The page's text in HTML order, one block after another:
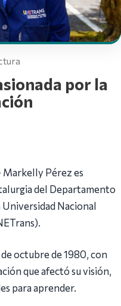
por la
Markelly Pérez es
del Departamento
Nacional
de octubre de 1980, con
que afectó su visión,
para aprender.